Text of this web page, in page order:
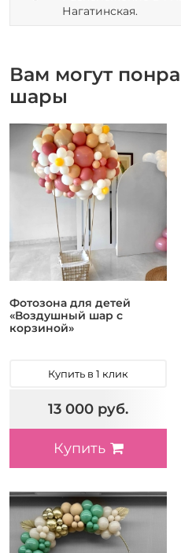
Нагатинская.
Вам могут
шары
Фотозона для детей
«Воздушный шар с
корзиной»
Купить в 1 клик
13 000 руб.
Купить